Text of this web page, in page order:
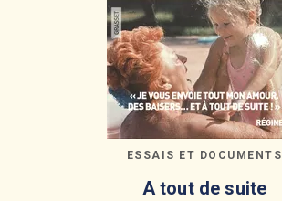
ESSAIS ET DOCUMENTS
A tout de suite